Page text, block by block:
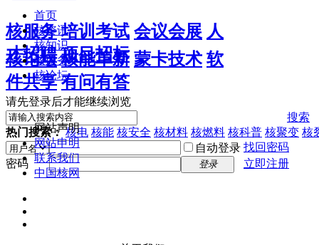
核服务 培训考试 会议会展 人
才招聘 项目招标
核论坛 核能革新 蒙卡技术 软
件共享 有问有答
搜索
热门搜索： 核电 核能 核安全 核材料 核燃料 核科普 核聚变 核
自动登录 找回密码
密码
登录 立即注册
首页
核资讯
核知识
核服务
核论坛
请先登录后才能继续浏览
网站声明
网站申明
联系我们
中国核网